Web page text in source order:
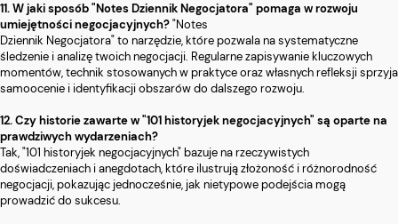
11. W jaki sposób "Notes Dziennik Negocjatora" pomaga w rozwoju
umiejętności negocjacyjnych?"Notes
Dziennik Negocjatora" to narzędzie, które pozwala na systematyczne
śledzenie i analizę twoich negocjacji. Regularne zapisywanie kluczowych
momentów, technik stosowanych w praktyce oraz własnych refleksji sprzyja
samoocenie i identyfikacji obszarów do dalszego rozwoju.
12. Czy historie zawarte w "101 historyjek negocjacyjnych" są oparte na
prawdziwych wydarzeniach?
Tak, "101 historyjek negocjacyjnych" bazuje na rzeczywistych
doświadczeniach i anegdotach, które ilustrują złożoność i różnorodność
negocjacji, pokazując jednocześnie, jak nietypowe podejścia mogą
prowadzić do sukcesu.